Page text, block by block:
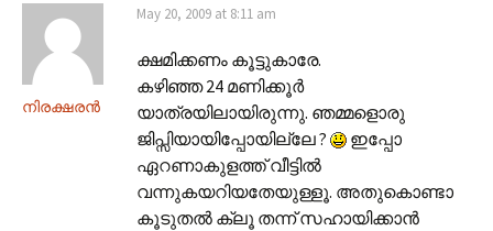
നിരക്ഷരന്‍
May 20, 2009 at 8:11 am
ക്ഷമിക്കണം കൂട്ടുകാരേ.
കഴിഞ്ഞ 24 മണിക്കൂര്‍
യാത്രയിലായിരുന്നു. ഞമ്മളൊരു
ജിപ്സിയായിപ്പോയില്ലേ ?
ഇപ്പോ
ഏറണാകുളത്ത് വീട്ടില്‍
വന്നുകയറിയതേയുള്ളൂ. അതുകൊണ്ടാ
കൂടുതല്‍ ക്ലൂ തന്ന് സഹായിക്കാന്‍